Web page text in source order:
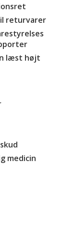
returvarer
læst højt
medicin